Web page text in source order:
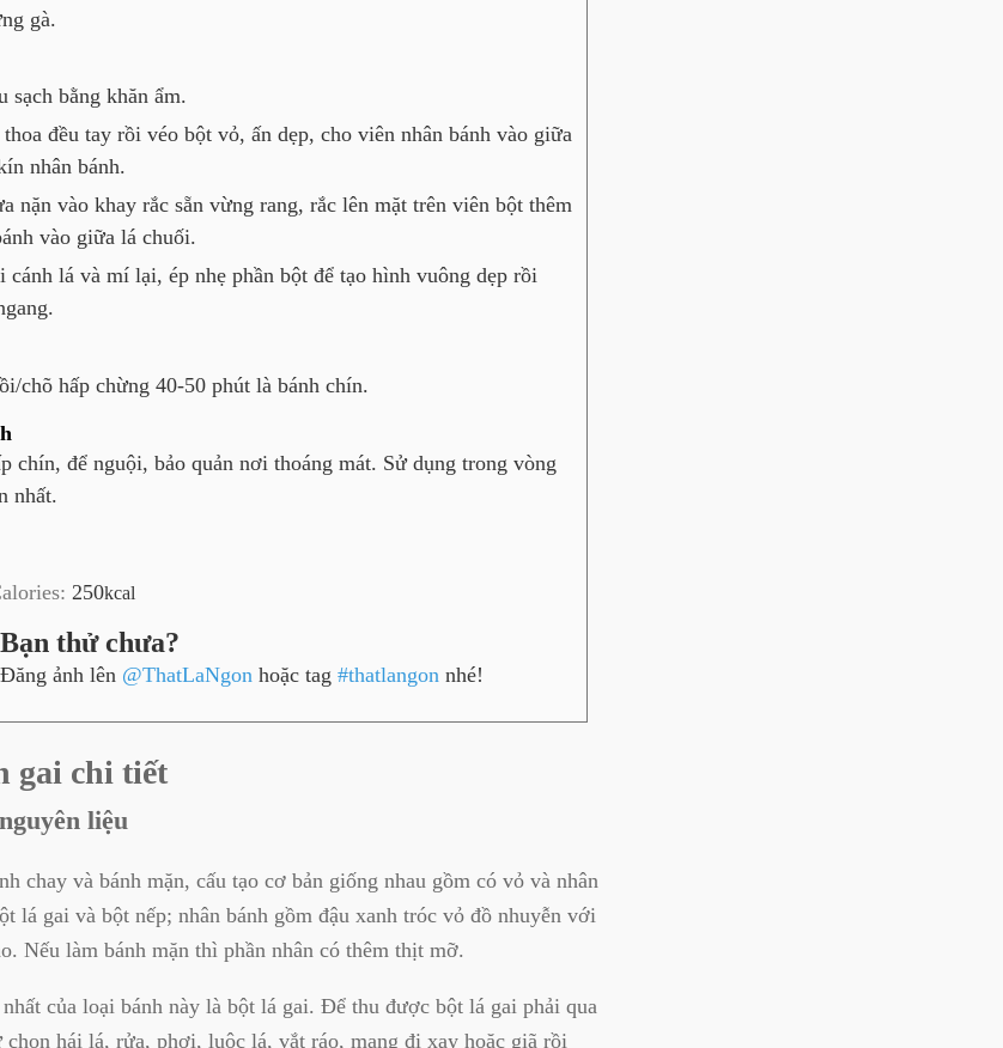
gà.
sạch bằng khăn ẩm.
đều tay rồi véo bột vỏ, ấn dẹp, cho viên nhân bánh vào giữa
nhân bánh.
nặn vào khay rắc sẵn vừng rang, rắc lên mặt trên viên bột thêm
vào giữa lá chuối.
cánh lá và mí lại, ép nhẹ phần bột để tạo hình vuông dẹp rồi
chõ hấp chừng 40-50 phút là bánh chín.
chín, để nguội, bảo quản nơi thoáng mát. Sử dụng trong vòng
nhất.
250kcal
Bạn thử chưa?
Đăng ảnh lên @ThatLaNgon hoặc tag#thatlangon nhé!
gai chi tiết
liệu
chay và bánh mặn, cấu tạo cơ bản giống nhau gồm có vỏ và nhân
lá gai và bột nếp; nhân bánh gồm đậu xanh tróc vỏ đồ nhuyễn với
Nếu làm bánh mặn thì phần nhân có thêm thịt mỡ.
của loại bánh này là bột lá gai. Để thu được bột lá gai phải qua
chọn hái lá, rửa, phơi, luộc lá, vắt ráo, mang đi xay hoặc giã rồi